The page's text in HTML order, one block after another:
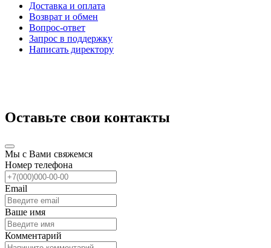
Доставка и оплата
Возврат и обмен
Вопрос-ответ
Запрос в поддержку
Написать директору
Оставьте свои контакты
Мы с Вами свяжемся
Номер телефона
Email
Ваше имя
Комментарий